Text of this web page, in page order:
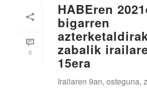
0
HABEren
bigarren
zabalik
15era
Irailaren 9an, osteguna,